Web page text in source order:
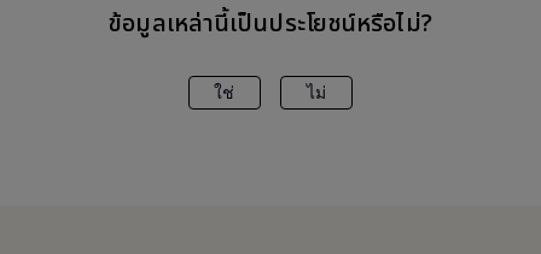
ข้อมูลเหล่านี้เป็นประโยชน์หรือไม่?
ใช่ ไม่